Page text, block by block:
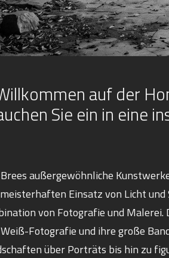
auf der
Sie ein in eine
Brees außergewöhnliche
meisterhaften Einsatz von Licht und
von Fotografie und Malerei.
Weiß-Fotografie und ihre große
über Porträts bis hin zu